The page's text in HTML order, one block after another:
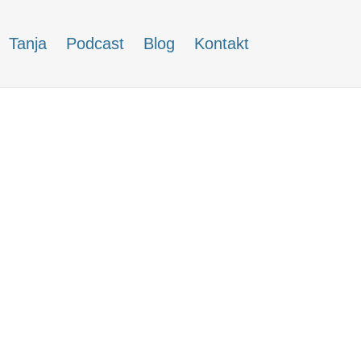
Tanja Podcast Blog Kontakt